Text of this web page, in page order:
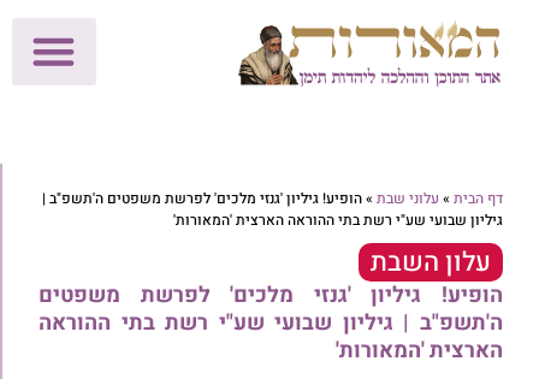
דף הבית » עלוני שבת »הופיע! גיליון 'גנזי מלכים' לפרשת משפטים ה'תשפ"ב |
גיליון שבועי שע"י רשת בתי ההוראה הארצית 'המאורות'
עלון השבת
הופיע! גיליון 'גנזי מלכים' לפרשת משפטים
ה'תשפ"ב | גיליון שבועי שע"י רשת בתי ההוראה
הארצית 'המאורות'